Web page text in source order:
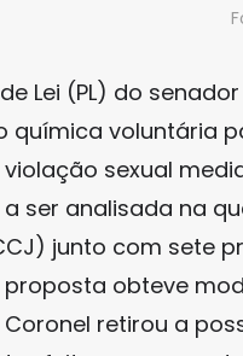
Lei (PL) do
química voluntária
sexual
ser analisada na
junto com sete
proposta obteve
Coronel retirou a